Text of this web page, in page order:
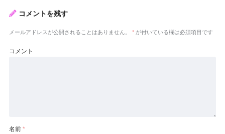
コメントを残す
メールアドレスが公開されることはありません。 * が付いている欄は必須項目です
コメント
名前 *